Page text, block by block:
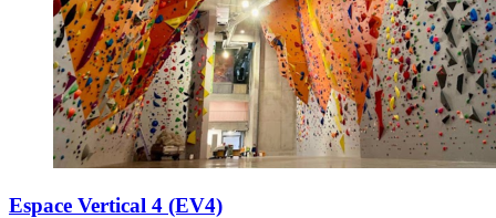
Espace Vertical 4 (EV4)